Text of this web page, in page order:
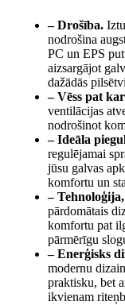
– Drošība.
nodrošina
PC un EPS
aizsargājot
dažādās
– Vēss pat
ventilācijas
nodrošinot
– Ideāla
regulējamai
jūsu galvas
komfortu un
–
pārdomātais
komfortu pat
pārmērīgu
– Enerģisks
modernu
praktisku, bet
ikvienam